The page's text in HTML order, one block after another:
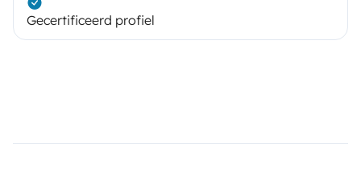
Gecertificeerd profiel